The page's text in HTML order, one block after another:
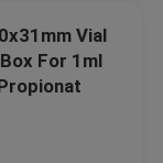
Vial
For 1ml